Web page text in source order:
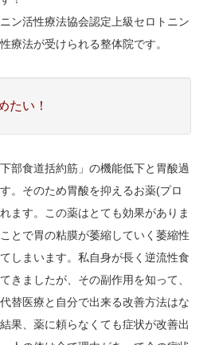
ン活性療法協会認定上級セロトニン
療法が受けられる整体院です。
たい！
部食道括約筋」の機能低下と胃酸過
。そのため胃酸を抑えるお薬(プロ
ます。この薬はとても効果がありま
とで胃の粘膜が萎縮していく萎縮性
しまいます。私自身が長く逆流性食
きましたが、その副作用を知って、
替医療と自分で出来る改善方法はな
果、薬に頼らなくても症状が改善出